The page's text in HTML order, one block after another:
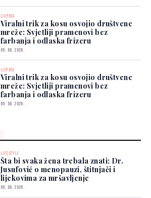
LJEPOTA
Viralni trik za kosu osvojio društvene
mreže: Svjetliji pramenovi bez
farbanja i odlaska frizeru
09. 08. 2026.
LJEPOTA
Viralni trik za kosu osvojio društvene
mreže: Svjetliji pramenovi bez
farbanja i odlaska frizeru
09. 08. 2026.
LIFESTYLE
Šta bi svaka žena trebala znati: Dr.
Jusufović o menopauzi, štitnjači i
lijekovima za mršavljenje
09. 08. 2026.